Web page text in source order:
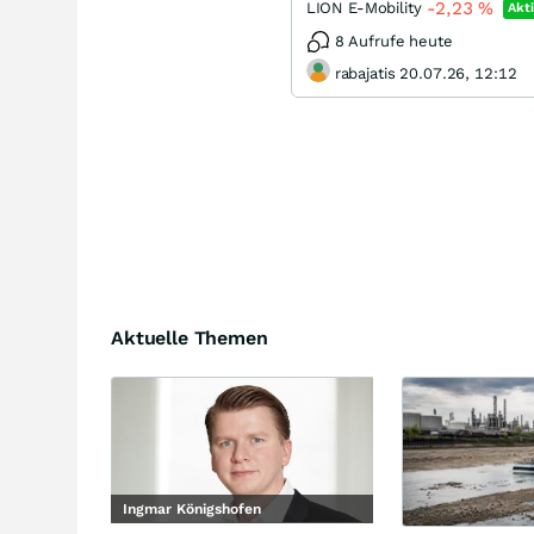
LION E-Mobility -2,23 %
8 Aufrufe heute
rabajatis 20.07.26, 12:12
Aktuelle Themen
Ingmar Königshofen